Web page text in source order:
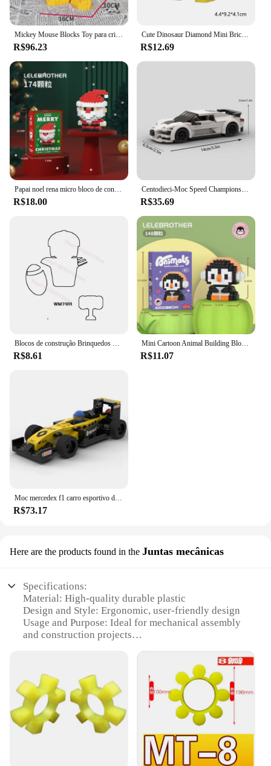
R$96.23
Cute Dinosaur Diamond Mini Bricks Models, Micro Blocks, DIY montado, Animais Brinquedos, Brinquedos infantis, Aniversários Presentes
R$12.69
R$18.00
Centodieci-Moc Speed Champions Blocos de Construção, Racer Cars, Cidade Veículo Desportivo, Garagem Criativa Brinquedos para Meninos, Idéias
R$35.69
Blocos de construção Brinquedos para Crianças, Acessórios Dos Desenhos Animados, Coleção De Tijolos, Modelo Educacional, Presente De Natal, WM6133, WM6134, WM6136
R$8.61
Mini Cartoon Animal Building Blocks para Crianças, Leão, Tigre, Modelo de Leitão, Brinquedos Educativos, Presente
R$11.07
Moc mercedex f1 carro esportivo de corrida w11 veículo velocidade campeão racer blocos de construção tijolo criativo garagem brinquedos para meninos presentes
R$73.17
Here are the products found in the Juntas mecânicas
Specifications:
Material: High-quality durable plastic
Design and Style: Ergonomic, user-friendly design
Usage and Purpose: Ideal for mechanical assembly
and construction projects
Parts and Accessories: Comes with a set of
compatible parts for easy assembly
Quantity: Available in bulk for wholesale and
vendor purchases
Features:
**Robust Construction and Ease of Use**
The bloco ameixas Juntas mecânicas are a testament